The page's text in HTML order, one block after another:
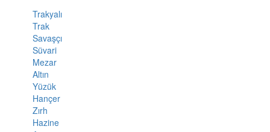
Trakyalı
Trak
Savaşçı
Süvari
Mezar
Altın
Yüzük
Hançer
Zırh
Hazine